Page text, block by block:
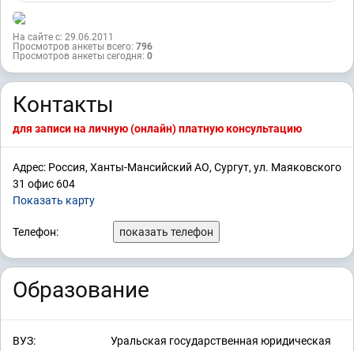
На сайте с: 29.06.2011
Просмотров анкеты всего: 796
Просмотров анкеты сегодня: 0
Контакты
для записи на личную (онлайн) платную консультацию
Адрес: Россия, Ханты-Мансийский АО, Сургут, ул. Маяковского
31 офис 604
Показать карту
Телефон: показать телефон
Образование
ВУЗ:
Уральская государственная юридическая